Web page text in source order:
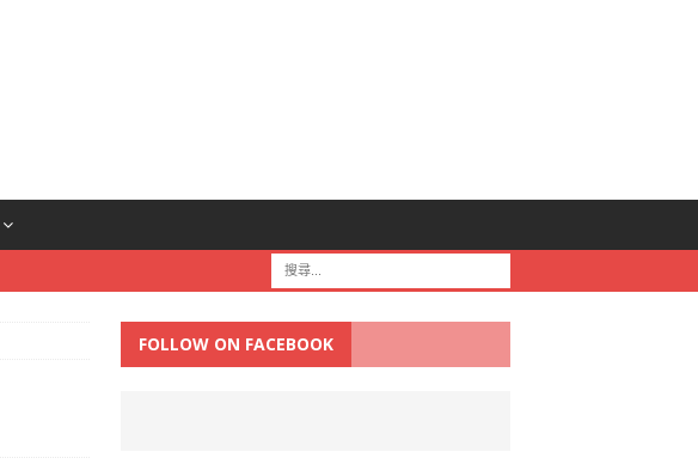
FOLLOW ON FACEBOOK